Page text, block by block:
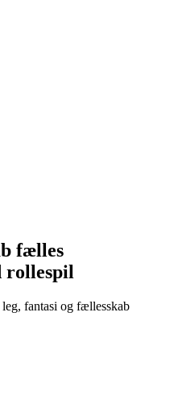
fælles
rollespil
fantasi og fællesskab